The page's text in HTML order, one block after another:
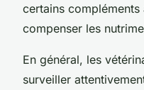
certains
compenser les
En général, les
surveiller